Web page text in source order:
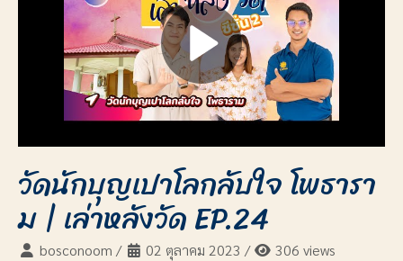
วัดนักบุญเปาโลกลับใจ โพธารา
ม | เล่าหลังวัด EP.24
bosconoom / 02 ตุลาคม 2023 /
306 views